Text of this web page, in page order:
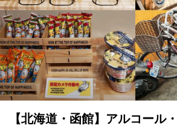
【北海道・函館】アルコール